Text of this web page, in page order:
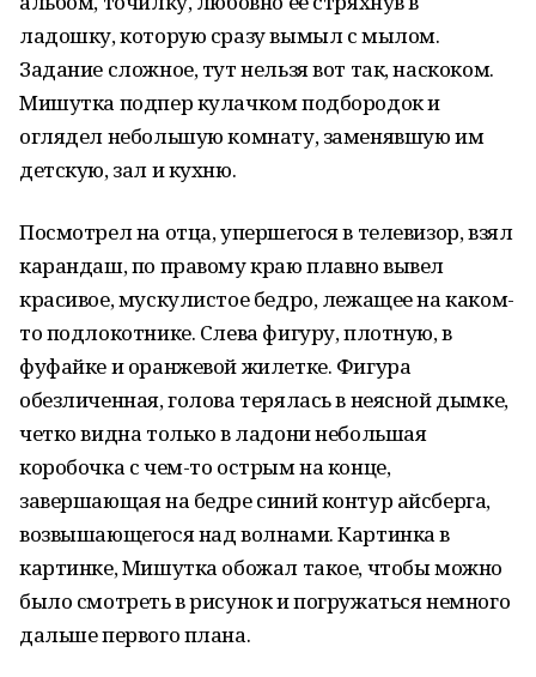
ладошку, которую сразу вымыл с мылом.
Задание сложное, тут нельзя вот так, наскоком.
Мишутка подпер кулачком подбородок и
оглядел небольшую комнату, заменявшую им
детскую, зал и кухню.
Посмотрел на отца, упершегося в телевизор, взял
карандаш, по правому краю плавно вывел
красивое, мускулистое бедро, лежащее на каком-
то подлокотнике. Слева фигуру, плотную, в
фуфайке и оранжевой жилетке. Фигура
обезличенная, голова терялась в неясной дымке,
четко видна только в ладони небольшая
коробочка с чем-то острым на конце,
завершающая на бедре синий контур айсберга,
возвышающегося над волнами. Картинка в
картинке, Мишутка обожал такое, чтобы можно
было смотреть в рисунок и погружаться немного
дальше первого плана.